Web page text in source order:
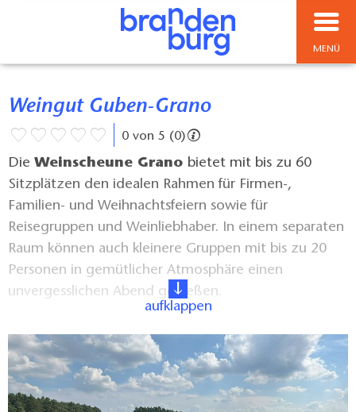
MENÜ
Weingut Guben-Grano
0 von 5 (0)
Die Weinscheune Grano bietet mit bis zu 60
Sitzplätzen den idealen Rahmen für Firmen-,
Familien- und Weihnachtsfeiern sowie für
Reisegruppen und Weinliebhaber. In einem separaten
Raum können auch kleinere Gruppen mit bis zu 20
Personen in gemütlicher Atmosphäre einen
unvergesslichen Abend genießen.
Alle Räume sind mit einem rustikalen Holzkamin,
einer hochwertigen Beschallungsanlage und einem
Fernseher für Präsentationen ausgestattet – perfekt
für Veranstaltungen jeder Art.
aufklappen